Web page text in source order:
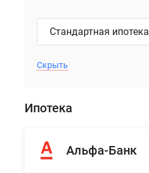
центре
элитных
в
тихого
квартала,
Стандартная ипотека
Скрыть
Ипотека
Альфа-Банк